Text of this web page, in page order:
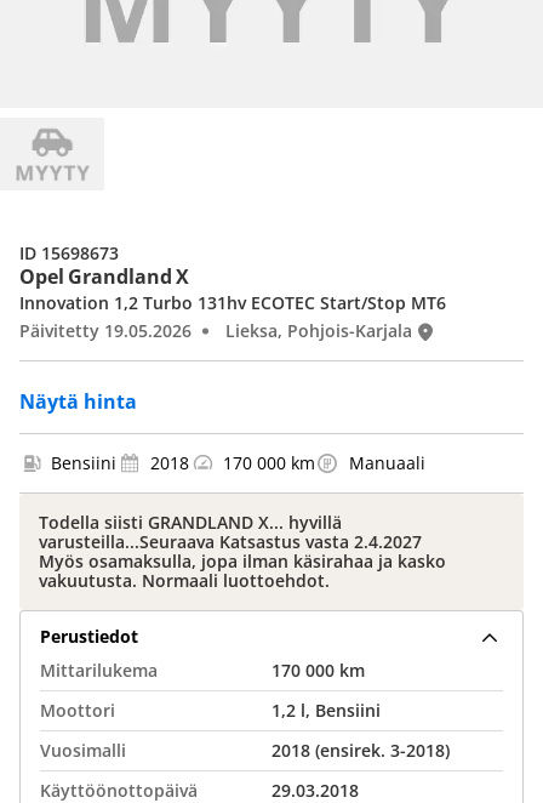
Opel Grandland X
Näytä hinta
Innovation 1,2 Turbo 131hv ECOTEC Start/Stop MT6
Päivitetty 19.05.2026
Lieksa, Pohjois-Karjala
ID 15698673
Bensiini 2018 170 000 km Manuaali
Todella siisti GRANDLAND X... hyvillä
varusteilla...Seuraava Katsastus vasta 2.4.2027
Myös osamaksulla, jopa ilman käsirahaa ja kasko
vakuutusta. Normaali luottoehdot.
Perustiedot
Mittarilukema
170 000 km
Moottori
1,2 l, Bensiini
Vuosimalli
2018 (ensirek. 3-2018)
Käyttöönottopäivä
29.03.2018